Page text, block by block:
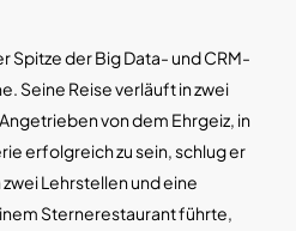
Spitze der Big Data- und CRM-
Seine Reise verläuft in zwei
von dem Ehrgeiz, in
erfolgreich zu sein, schlug er
Lehrstellen und eine
Sternerestaurant führte,